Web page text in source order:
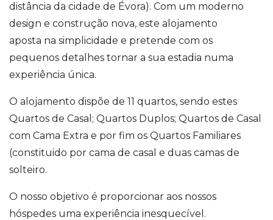
distância da cidade de Évora). Com um moderno
design e construção nova, este alojamento
aposta na simplicidade e pretende com os
pequenos detalhes tornar a sua estadia numa
experiência única.
O alojamento dispõe de 11 quartos, sendo estes
Quartos de Casal; Quartos Duplos; Quartos de Casal
com Cama Extra e por fim os Quartos Familiares
(constituido por cama de casal e duas camas de
solteiro.
O nosso objetivo é proporcionar aos nossos
hóspedes uma experiência inesquecível.